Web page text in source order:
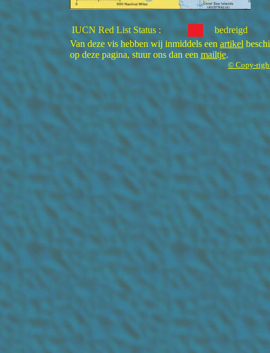
IUCN Red List Status :
bedreigd
Van deze vis hebben wij inmiddels een artikel
op deze pagina, stuur ons dan eenmailtje.
© Copy-